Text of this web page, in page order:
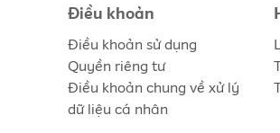
Điều khoản
Điều khoản sử dụng
Quyền riêng tư
Điều khoản chung về xử lý
dữ liệu cá nhân